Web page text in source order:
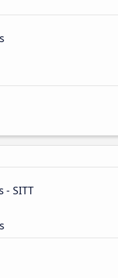
- SITT